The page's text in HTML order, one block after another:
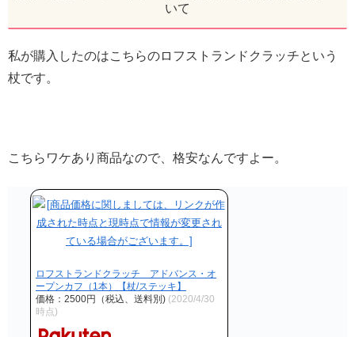
いて
私が購入したのはこちらのロフストランドクラッチという
杖です。
こちらワケあり商品なので、格安なんですよー。
ロフストランドクラッチ アドバンス・オ
ープンカフ（1本）【杖/ステッキ】
価格：2500円（税込、送料別) (2020/4/30
時点)